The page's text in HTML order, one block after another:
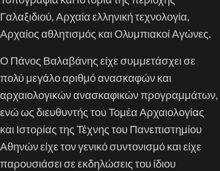
Γαλαξιδιού, Αρχαία ελληνική τεχνολογία,
Αρχαίος αθλητισμός και Ολυμπιακοί Αγώνες.
Ο Πάνος Βαλαβάνης είχε συμμετάσχει σε
πολύ μεγάλο αριθμό ανασκαφών και
αρχαιολογικών ανασκαφικών προγραμμάτων,
ενώ ως διευθυντής του Τομέα Αρχαιολογίας
και Ιστορίας της Τέχνης του Πανεπιστημίου
Αθηνών είχε τον γενικό συντονισμό και είχε
παρουσιάσει σε εκδηλώσεις του ίδιου